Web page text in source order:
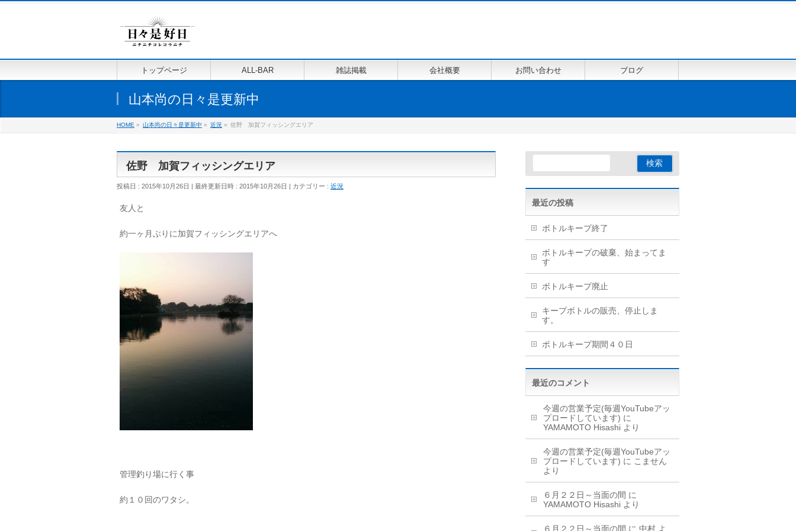
トップページ ALL-BAR 雑誌掲載 会社概要 お問い合わせ ブログ
山本尚の日々是更新中
HOME » 山本尚の日々是更新中 » 近況 » 佐野 加賀フィッシングエリア
佐野 加賀フィッシングエリア
投稿日 : 2015年10月26日 最終更新日時 : 2015年10月26日 カテゴリー : 近況
友人と
約一ヶ月ぶりに加賀フィッシングエリアへ
管理釣り場に行く事
約１０回のワタシ。
最近の投稿
ボトルキープ終了
ボトルキープの破棄、始まってま
す
ボトルキープ廃止
キープボトルの販売、停止しま
す。
ボトルキープ期間４０日
最近のコメント
今週の営業予定(毎週YouTubeアッ
プロードしています) に
YAMAMOTO Hisashi より
今週の営業予定(毎週YouTubeアッ
プロードしています) に こません
より
６月２２日～当面の間 に
YAMAMOTO Hisashi より
６月２２日～当面の間 に 中村 よ